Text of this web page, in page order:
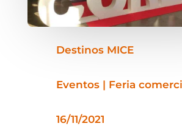
Destinos MICE
Eventos | Feria
16/11/2021